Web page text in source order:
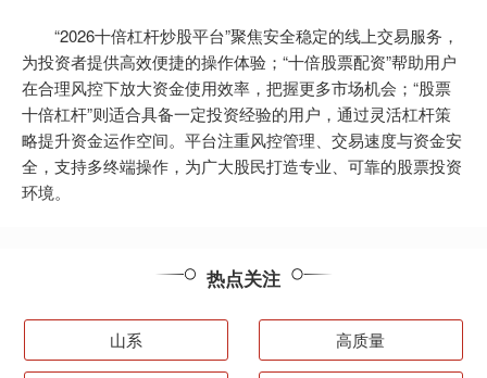
“2026十倍杠杆炒股平台”聚焦安全稳定的线上交易服务，
为投资者提供高效便捷的操作体验；“十倍股票配资”帮助用户
在合理风控下放大资金使用效率，把握更多市场机会；“股票
十倍杠杆”则适合具备一定投资经验的用户，通过灵活杠杆策
略提升资金运作空间。平台注重风控管理、交易速度与资金安
全，支持多终端操作，为广大股民打造专业、可靠的股票投资
环境。
热点关注
山系 高质量